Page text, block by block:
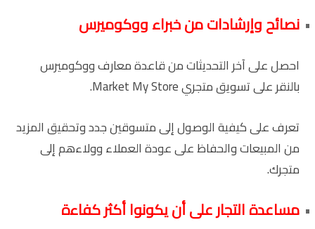
نصائح وإرشادات من خبراء ووكوميرس
احصل على آخر التحديثات من قاعدة معارف ووكوميرس
بالنقر على تسويق متجري Market My Store.
تعرف على كيفية الوصول إلى متسوقين جدد وتحقيق المزيد
من المبيعات والحفاظ على عودة العملاء وولاءهم إلى
متجرك.
مساعدة التجار على أن يكونوا أكثر كفاءة